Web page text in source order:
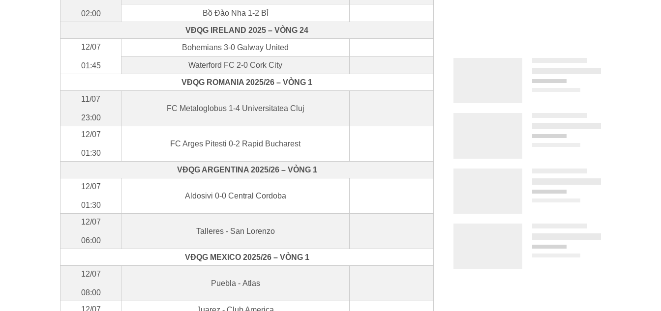
02:00 Bồ Đào Nha 1-2 Bỉ
VĐQG IRELAND 2025 – VÒNG 24
12/07
01:45
Bohemians 3-0 Galway United
Waterford FC 2-0 Cork City
VĐQG ROMANIA 2025/26 – VÒNG 1
11/07
23:00
FC Metaloglobus 1-4 Universitatea Cluj
12/07
01:30
FC Arges Pitesti 0-2 Rapid Bucharest
VĐQG ARGENTINA 2025/26 – VÒNG 1
12/07
01:30
Aldosivi 0-0 Central Cordoba
12/07
06:00
Talleres - San Lorenzo
VĐQG MEXICO 2025/26 – VÒNG 1
12/07
08:00
Puebla - Atlas
12/07